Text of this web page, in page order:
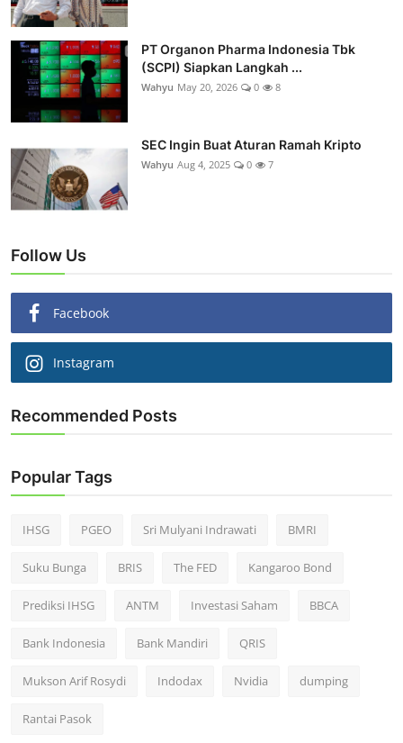
PT Organon Pharma Indonesia Tbk
(SCPI) Siapkan Langkah ...
Wahyu May 20, 2026 0 8
SEC Ingin Buat Aturan Ramah Kripto
Wahyu Aug 4, 2025 0 7
Follow Us
Facebook
Instagram
Recommended Posts
Popular Tags
IHSG PGEO Sri Mulyani Indrawati BMRI
Suku Bunga BRIS The FED Kangaroo Bond
Prediksi IHSG ANTM Investasi Saham BBCA
Bank Indonesia Bank Mandiri QRIS
Mukson Arif Rosydi Indodax Nvidia dumping
Rantai Pasok